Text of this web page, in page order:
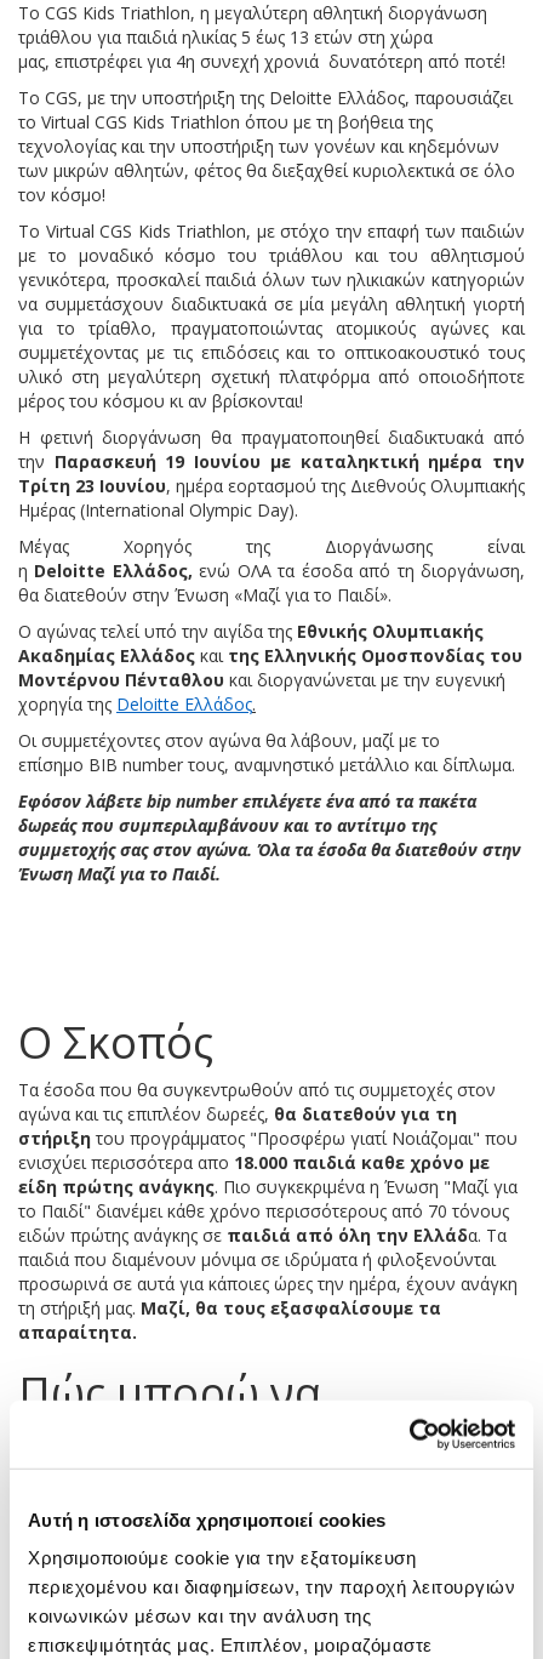
Αυτή η ιστοσελίδα χρησιμοποιεί cookies
Χρησιμοποιούμε cookie για την εξατομίκευση
περιεχομένου και διαφημίσεων, την παροχή λειτουργιών
κοινωνικών μέσων και την ανάλυση της
επισκεψιμότητάς μας. Επιπλέον, μοιραζόμαστε
Το CGS Kids Triathlon, η μεγαλύτερη αθλητική διοργάνωση
τριάθλου για παιδιά ηλικίας 5 έως 13 ετών στη χώρα
μας, επιστρέφει για 4η συνεχή χρονιά δυνατότερη από ποτέ!
Το CGS, με την υποστήριξη της Deloitte Ελλάδος, παρουσιάζει
το Virtual CGS Kids Triathlon όπου με τη βοήθεια της
τεχνολογίας και την υποστήριξη των γονέων και κηδεμόνων
των μικρών αθλητών, φέτος θα διεξαχθεί κυριολεκτικά σε όλο
τον κόσμο!
Το Virtual CGS Kids Triathlon, με στόχο την επαφή των παιδιών
με το μοναδικό κόσμο του τριάθλου και του αθλητισμού
γενικότερα, προσκαλεί παιδιά όλων των ηλικιακών κατηγοριών
να συμμετάσχουν διαδικτυακά σε μία μεγάλη αθλητική γιορτή
για το τρίαθλο, πραγματοποιώντας ατομικούς αγώνες και
συμμετέχοντας με τις επιδόσεις και το οπτικοακουστικό τους
υλικό στη μεγαλύτερη σχετική πλατφόρμα από οποιοδήποτε
μέρος του κόσμου κι αν βρίσκονται!
H φετινή διοργάνωση θα πραγματοποιηθεί διαδικτυακά από
την Παρασκευή 19 Ιουνίου με καταληκτική ημέρα την
Τρίτη 23 Ιουνίου, ημέρα εορτασμού της Διεθνούς Ολυμπιακής
Ημέρας (International Olympic Day).
Μέγας Χορηγός της Διοργάνωσης είναι
η Deloitte Ελλάδος, ενώ ΟΛΑ τα έσοδα από τη διοργάνωση,
θα διατεθούν στην Ένωση «Μαζί για το Παιδί».
Ο αγώνας τελεί υπό την αιγίδα της Εθνικής Ολυμπιακής
Ακαδημίας Ελλάδος και της Ελληνικής Ομοσπονδίας του
Μοντέρνου Πένταθλου και διοργανώνεται με την ευγενική
χορηγία της Deloitte Ελλάδος.
Οι συμμετέχοντες στον αγώνα θα λάβουν, μαζί με το
επίσημο ΒΙΒ number τους, αναμνηστικό μετάλλιο και δίπλωμα.
Εφόσονλάβετε bip number επιλέγετε ένα από τα πακέτα
δωρεάς που συμπεριλαμβάνουν και το αντίτιμο της
συμμετοχής σας στον αγώνα. Όλα τα έσοδα θα διατεθούν στην
Ένωση Μαζί για το Παιδί.
Ο Σκοπός
Τα έσοδα που θα συγκεντρωθούν από τις συμμετοχές στον
αγώνα και τις επιπλέον δωρεές, θα διατεθούν για τη
στήριξη του προγράμματος "Προσφέρω γιατί Νοιάζομαι" που
ενισχύει περισσότερα απο 18.000 παιδιά καθε χρόνο με
είδη πρώτης ανάγκης. Πιο συγκεκριμένα η Ένωση "Μαζί για
το Παιδί" διανέμει κάθε χρόνο περισσότερους από 70 τόνους
ειδών πρώτης ανάγκης σε παιδιά από όλη την Ελλάδα. Τα
παιδιά που διαμένουν μόνιμα σε ιδρύματα ή φιλοξενούνται
προσωρινά σε αυτά για κάποιες ώρες την ημέρα, έχουν ανάγκη
τη στήριξή μας. Μαζί, θα τους εξασφαλίσουμε τα
απαραίτητα.
Πώς μπορώ να
ουσιαστικά τις προσπάθειές της Ένωσης, επιλέγοντας όποιο
από τα παρακάτω πακέτα δωρεάς θέλετε που
συμπεριλαμβάνουν και το αντίτιμο της συμμετοχής σας.
• 5€ - Καταβάλλω το minimum ποσό της συμμετοχής μου
• 15€ - Προσφέρω μια σχολική τσάντα σε ένα παιδί